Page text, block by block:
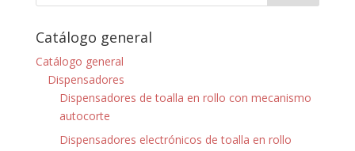
Catálogo general
Catálogo general
Dispensadores
Dispensadores de toalla en rollo con mecanismo
autocorte
Dispensadores electrónicos de toalla en rollo